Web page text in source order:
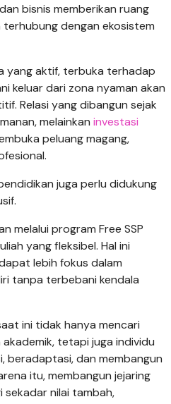
bisnis memberikan ruang
dengan ekosistem
yang aktif, terbuka terhadap
keluar dari zona nyaman akan
Relasi yang dibangun sejak
melainkan investasi
peluang magang,
juga perlu didukung
melalui program Free SSP
yang fleksibel. Hal ini
lebih fokus dalam
tanpa terbebani kendala
ini tidak hanya mencari
tetapi juga individu
beradaptasi, dan membangun
itu, membangun jejaring
sekadar nilai tambah,